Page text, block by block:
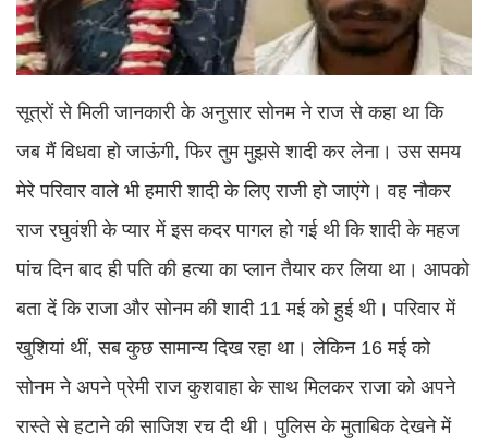
सूत्रों से मिली जानकारी के अनुसार सोनम ने राज से कहा था कि
जब मैं विधवा हो जाऊंगी, फिर तुम मुझसे शादी कर लेना। उस समय
मेरे परिवार वाले भी हमारी शादी के लिए राजी हो जाएंगे। वह नौकर
राज रघुवंशी के प्यार में इस कदर पागल हो गई थी कि शादी के महज
पांच दिन बाद ही पति की हत्या का प्लान तैयार कर लिया था। आपको
बता दें कि राजा और सोनम की शादी 11 मई को हुई थी। परिवार में
खुशियां थीं, सब कुछ सामान्य दिख रहा था। लेकिन 16 मई को
सोनम ने अपने प्रेमी राज कुशवाहा के साथ मिलकर राजा को अपने
रास्ते से हटाने की साजिश रच दी थी। पुलिस के मुताबिक देखने में